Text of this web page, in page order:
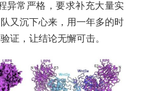
异常严格，要求补充大量实
又沉下心来，用一年多的时
证，让结论无懈可击。